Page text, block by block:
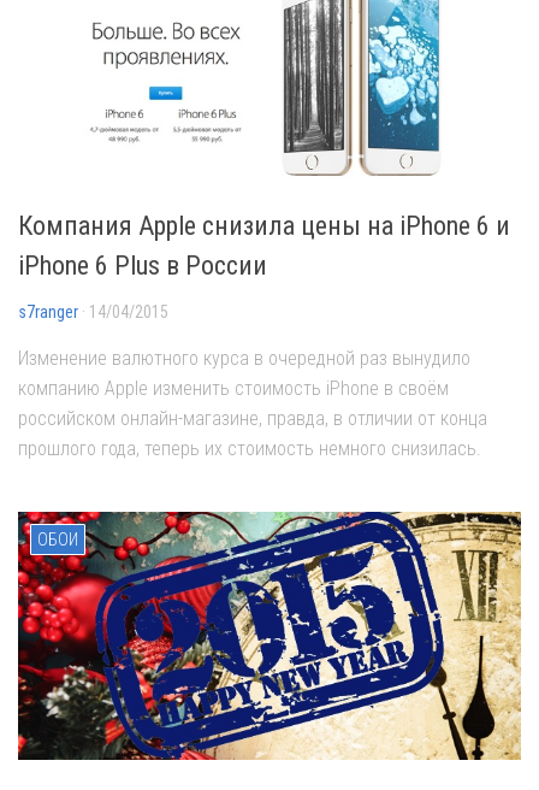
Компания Apple снизила цены на iPhone 6 и
iPhone 6 Plus в России
s7ranger · 14/04/2015
Изменение валютного курса в очередной раз вынудило
компанию Apple изменить стоимость iPhone в своём
российском онлайн-магазине, правда, в отличии от конца
прошлого года, теперь их стоимость немного снизилась.
ОБОИ